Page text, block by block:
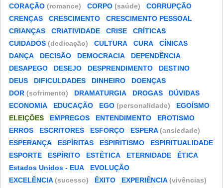
CORAÇÃO (romance) CORPO (saúde)
CORRUPÇÃO
CRENÇAS
CRESCIMENTO
CRESCIMENTO PESSOAL
CRIANÇAS
CRIATIVIDADE CRISE
CRÍTICAS
CUIDADOS (dedicação) CULTURA CURA
CÍNICAS
DANÇA
DECISÃO DEMOCRACIA
DEPENDÊNCIA
DESAPEGO
DESEJO DESPRENDIMENTO
DESTINO
DEUS
DIFICULDADES DINHEIRO
DOENÇAS
DOR (sofrimento) DRAMATURGIA DROGAS
DÚVIDAS
ECONOMIA
EDUCAÇÃO EGO (personalidade)
EGOÍSMO
ELEIÇÕES
EMPREGOS ENTENDIMENTO
EROTISMO
ERROS
ESCRITORES ESFORÇO ESPERA(ansiedade)
ESPERANÇA
ESPÍRITAS ESPIRITISMO
ESPIRITUALIDADE
ESPORTE
ESPÍRITO ESTÉTICA ETERNIDADE
ÉTICA
Estados Unidos - EUA
EVOLUÇÃO
EXCELÊNCIA(sucesso) ÊXITO EXPERIÊNCIA(vivências)